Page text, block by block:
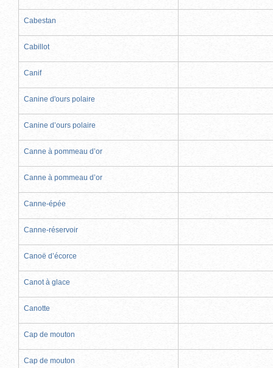
Cabestan
Cabillot
Canif
Canine d'ours polaire
Canine d’ours polaire
Canne à pommeau d’or
Canne à pommeau d’or
Canne-épée
Canne-réservoir
Canoë d’écorce
Canot à glace
Canotte
Cap de mouton
Cap de mouton